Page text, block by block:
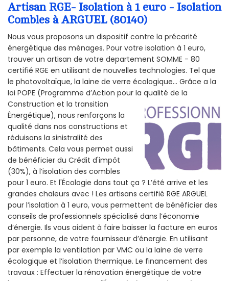
Artisan RGE- Isolation à 1 euro - Isolation
Combles à ARGUEL (80140)
Nous vous proposons un dispositif contre la précarité
énergétique des ménages. Pour votre isolation à 1 euro,
trouver un artisan de votre departement SOMME - 80
certifié RGE en utilisant de nouvelles technologies. Tel que
le photovoltaïque, la laine de verre écologique... Grâce a la
loi POPE (Programme d’Action pour la qualité de la
Construction et la transition
Énergétique), nous renforçons la
qualité dans nos constructions et
réduisons la sinistralité des
bâtiments. Cela vous permet aussi
de bénéficier du Crédit d'impôt
(30%), à l’isolation des combles
pour 1 euro. Et l'Écologie dans tout ça ? L’été arrive et les
grandes chaleurs avec ! Les artisans certifié RGE ARGUEL
pour l’isolation à 1 euro, vous permettent de bénéficier des
conseils de professionnels spécialisé dans l’économie
d’énergie. Ils vous aident à faire baisser la facture en euros
par personne, de votre fournisseur d’énergie. En utilisant
par exemple la ventilation par VMC ou la laine de verre
écologique et l’isolation thermique. Le financement des
travaux : Effectuer la rénovation énergétique de votre